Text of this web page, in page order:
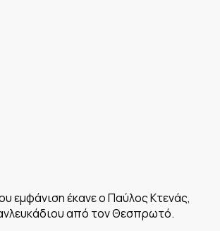
εμφάνιση έκανε ο Παύλος Κτενάς,
από τον Θεσπρωτό.